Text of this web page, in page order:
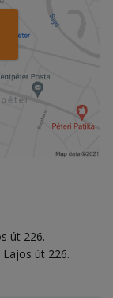
út 226.
út 226.